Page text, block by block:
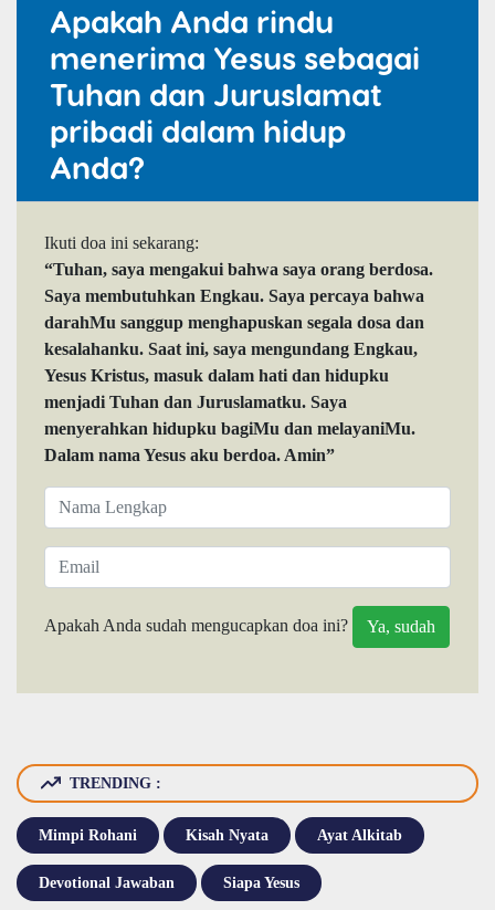
Apakah Anda rindu
menerima Yesus sebagai
Tuhan dan Juruslamat
pribadi dalam hidup
Anda?
Ikuti doa ini sekarang:
“Tuhan, saya mengakui bahwa saya orang berdosa.
Saya membutuhkan Engkau. Saya percaya bahwa
darahMu sanggup menghapuskan segala dosa dan
kesalahanku. Saat ini, saya mengundang Engkau,
Yesus Kristus, masuk dalam hati dan hidupku
menjadi Tuhan dan Juruslamatku. Saya
menyerahkan hidupku bagiMu dan melayaniMu.
Dalam nama Yesus aku berdoa. Amin”
Apakah Anda sudah mengucapkan doa ini?
TRENDING :
Mimpi Rohani Kisah Nyata Ayat Alkitab
Devotional Jawaban Siapa Yesus